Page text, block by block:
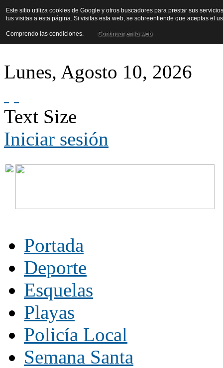
Lunes, Agosto 10, 2026
Text Size
Iniciar sesión
Portada
Deporte
Esquelas
Playas
Policía Local
Semana Santa
Este sitio utiliza cookies de Google y otros buscadores para prestar sus
tus visitas a esta página. Si visitas esta web, se sobreentiende que aceptas el
Comprendo las condiciones. Continuar en la web